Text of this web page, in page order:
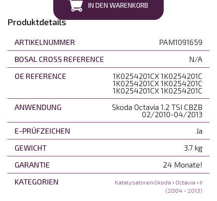
IN DEN WARENKORB
Produktdetails
ARTIKELNUMMER
PAM1091659
BOSAL CROSS REFERENCE
N/A
OE REFERENCE
1K0254201CX 1K0254201C
1K0254201CX 1K0254201C
1K0254201CX 1K0254201C
ANWENDUNG
Skoda Octavia 1.2 TSI CBZB
02/2010-04/2013
E-PRÜFZEICHEN
Ja
GEWICHT
3.7 kg
GARANTIE
24 Monate!
KATEGORIEN
Katalysatoren›Skoda › Octavia › II
(2004 - 2013)